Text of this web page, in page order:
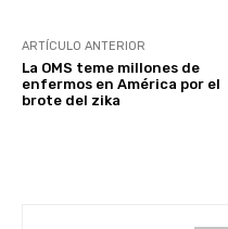
ARTÍCULO ANTERIOR
La OMS teme millones de
enfermos en América por el
brote del zika